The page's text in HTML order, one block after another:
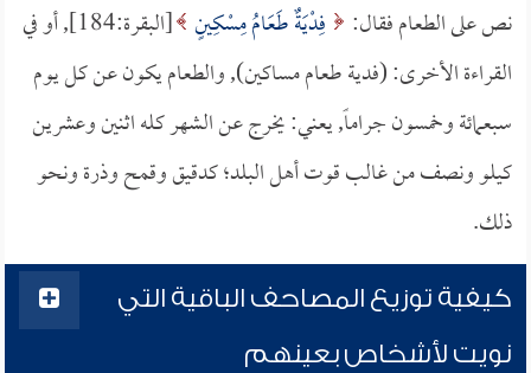
نص على الطعام فقال:
فِدْيَةٌ طَعَامُ مِسْكِينٍ
[البقرة:184], أو في
القراءة الأخرى: (فدية طعام مساكين), والطعام يكون عن كل يوم
سبعمائة وخمسون جراماً, يعني: يخرج عن الشهر كله اثنين وعشرين
كيلو ونصف من غالب قوت أهل البلد؛ كدقيق وقمح وذرة ونحو
ذلك.
كيفية توزيع المصاحف الباقية التي
نويت لأشخاص بعينهم